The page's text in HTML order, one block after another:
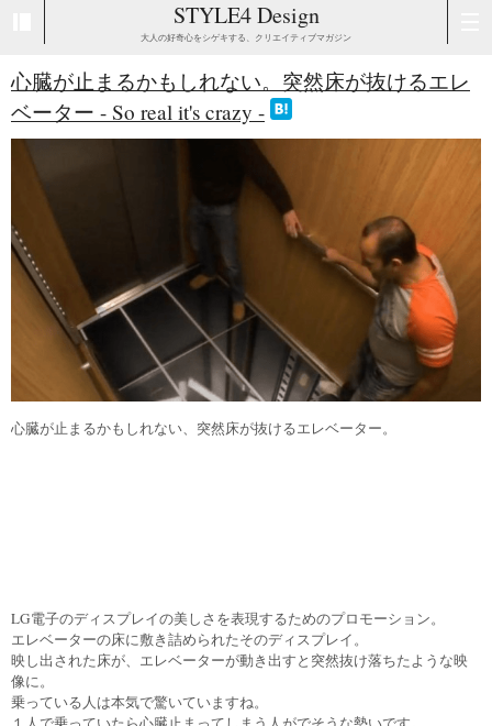
STYLE4 Design
大人の好奇心をシゲキする、クリエイティブマガジン
心臓が止まるかもしれない。突然床が抜けるエレ
ベーター - So real it's crazy -
心臓が止まるかもしれない、突然床が抜けるエレベーター。
LG電子のディスプレイの美しさを表現するためのプロモーション。
エレベーターの床に敷き詰められたそのディスプレイ。
映し出された床が、エレベーターが動き出すと突然抜け落ちたような映
像に。
乗っている人は本気で驚いていますね。